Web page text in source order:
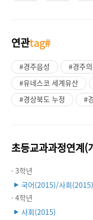
연관tag#
#경주읍성 #경주
#유네스코 세계유산
#경상북도 누정
#
초등교과과정연계(
· 3학년
▶ 국어(2015)/사회(2015)
· 4학년
▶ 사회(2015)